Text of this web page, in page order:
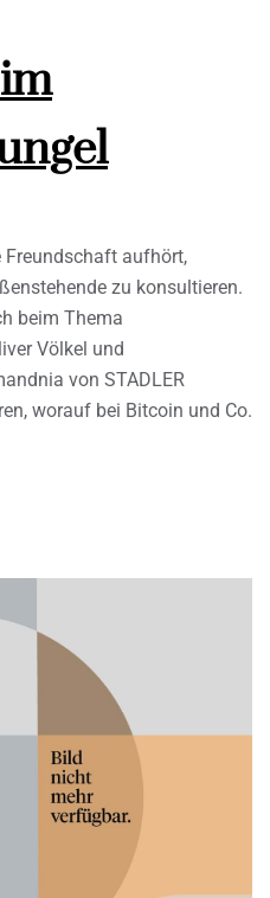
Freundschaft aufhört,
zu konsultieren.
beim Thema
Völkel und
von STADLER
worauf bei Bitcoin und Co.